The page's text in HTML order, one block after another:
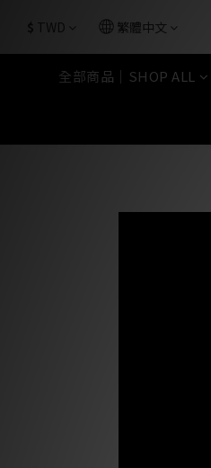
$ TWD 繁體中文
全部商品｜SHOP ALL